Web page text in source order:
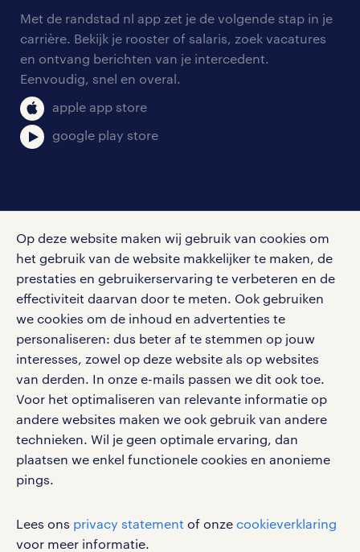
Op deze website maken wij gebruik van cookies om
het gebruik van de website makkelijker te maken, de
prestaties en gebruikerservaring te verbeteren en de
effectiviteit daarvan door te meten. Ook gebruiken
we cookies om de inhoud en advertenties te
personaliseren: dus beter af te stemmen op jouw
interesses, zowel op deze website als op websites
van derden. In onze e-mails passen we dit ook toe.
Voor het optimaliseren van relevante informatie op
andere websites maken we ook gebruik van andere
technieken. Wil je geen optimale ervaring, dan
plaatsen we enkel functionele cookies en anonieme
pings.
Lees ons privacy statement of onze cookieverklaring
voor meer informatie.
personeel gezocht
aanmelden nieuwsbrief
blogs en artikelen
salarischecker
bruto-netto calculator
onze vestigingen
pers
Met de randstad nl app zet je de volgende stap in je
carrière. Bekijk je rooster of salaris, zoek vacatures
en ontvang berichten van je intercedent.
Eenvoudig, snel en overal.
apple app store
google play store
Volg ons voor de leukste content omtrent
vacatures, solliciteren en inspiratie.
werken bij randstad
gebruikersvoorwaarden
privacystatement
cookies
disclaimer
sitemap
RANDSTAD, HUMAN FORWARD en SHAPING THE
WORLD OF WORK zijn geregistreerde